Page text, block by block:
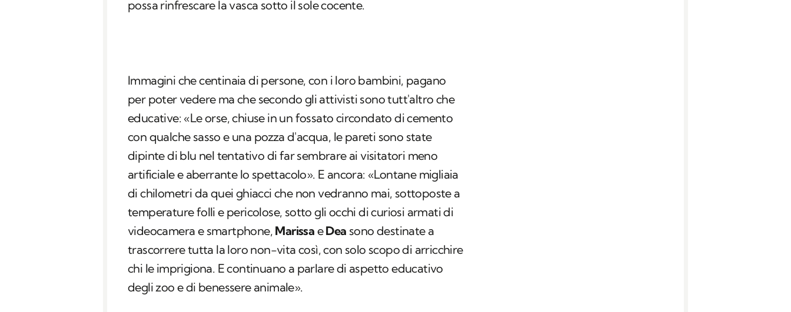
possa rinfrescare la vasca sotto il sole cocente.
Immagini che centinaia di persone, con i loro bambini, pagano
per poter vedere ma che secondo gli attivisti sono tutt'altro che
educative: «Le orse, chiuse in un fossato circondato di cemento
con qualche sasso e una pozza d'acqua, le pareti sono state
dipinte di blu nel tentativo di far sembrare ai visitatori meno
artificiale e aberrante lo spettacolo». E ancora: «Lontane migliaia
di chilometri da quei ghiacci che non vedranno mai, sottoposte a
temperature folli e pericolose, sotto gli occhi di curiosi armati di
videocamera e smartphone, Marissa eDea sono destinate a
trascorrere tutta la loro non-vita così, con solo scopo di arricchire
chi le imprigiona. E continuano a parlare di aspetto educativo
degli zoo e di benessere animale».